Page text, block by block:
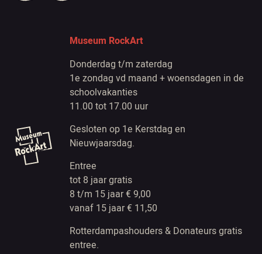
Museum RockArt
Donderdag t/m zaterdag
1e zondag vd maand + woensdagen in de
schoolvakanties
11.00 tot 17.00 uur
Gesloten op 1e Kerstdag en
Nieuwjaarsdag.
Entree
tot 8 jaar gratis
8 t/m 15 jaar € 9,00
vanaf 15 jaar € 11,50
Rotterdampashouders & Donateurs gratis
entree.